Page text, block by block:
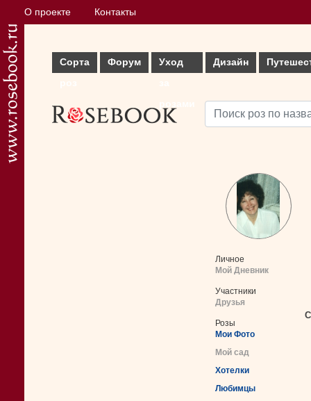
О проекте Контакты
Сорта
Форум
Уход
Дизайн
Личное
Мой Дневник
Участники
Друзья
Розы
Мои Фото
Мой сад
Хотелки
Любимцы